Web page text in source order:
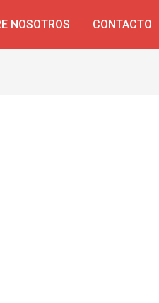
NOSOTROS CONTACTO